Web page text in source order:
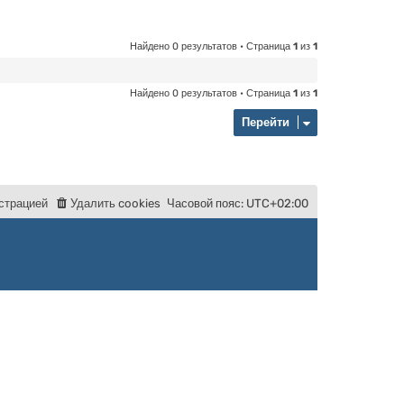
Найдено 0 результатов • Страница 1 из 1
Найдено 0 результатов • Страница 1 из 1
Перейти
Часовой пояс: UTC+02:00
Удалить cookies
трацией